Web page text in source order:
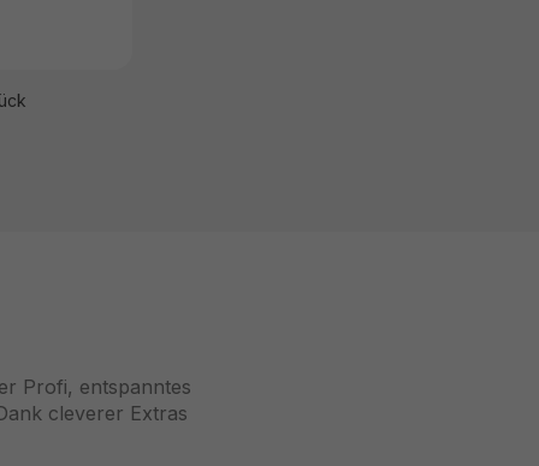
Profi, entspanntes
cleverer Extras